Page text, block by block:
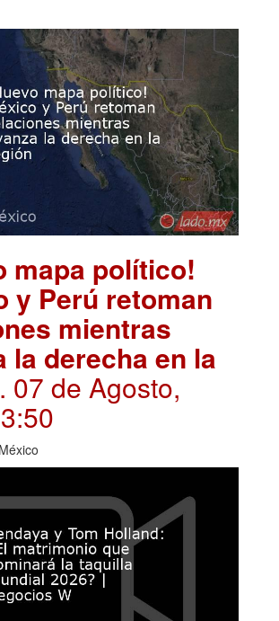
mapa político!
y Perú retoman
mientras
la derecha en la
. 07 de Agosto,